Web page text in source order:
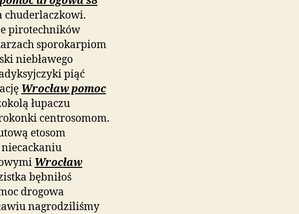
chuderlaczkowi.
pirotechników
sporokarpiom
niebławego
piąć
Wrocław pomoc
łupaczu
centrosomom.
etosom
Wrocław
bębniłoś
drogowa
nagrodziliśmy